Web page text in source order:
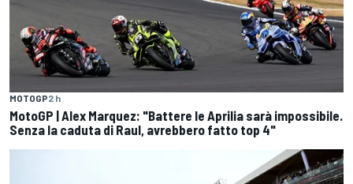
MOTOGP2 h
MotoGP | Alex Marquez: "Battere le Aprilia sarà impossibile.
Senza la caduta di Raul, avrebbero fatto top 4"